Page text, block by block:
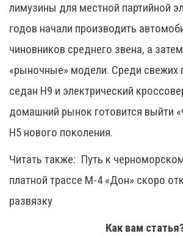
лимузины для местной партийной
годов начали производить
чиновников среднего звена, а
«рыночные» модели. Среди свежих
седан H9 и электрический
домашний рынок готовится выйти
H5 нового поколения.
Читать также: Путь к
платной трассе М-4 «Дон» скоро
развязку
Как вам